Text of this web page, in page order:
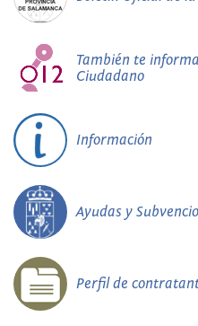
También te
Ciudadano
Información
Ayudas y
Perfil de